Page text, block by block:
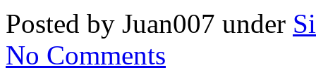
Posted by Juan007 under
No Comments